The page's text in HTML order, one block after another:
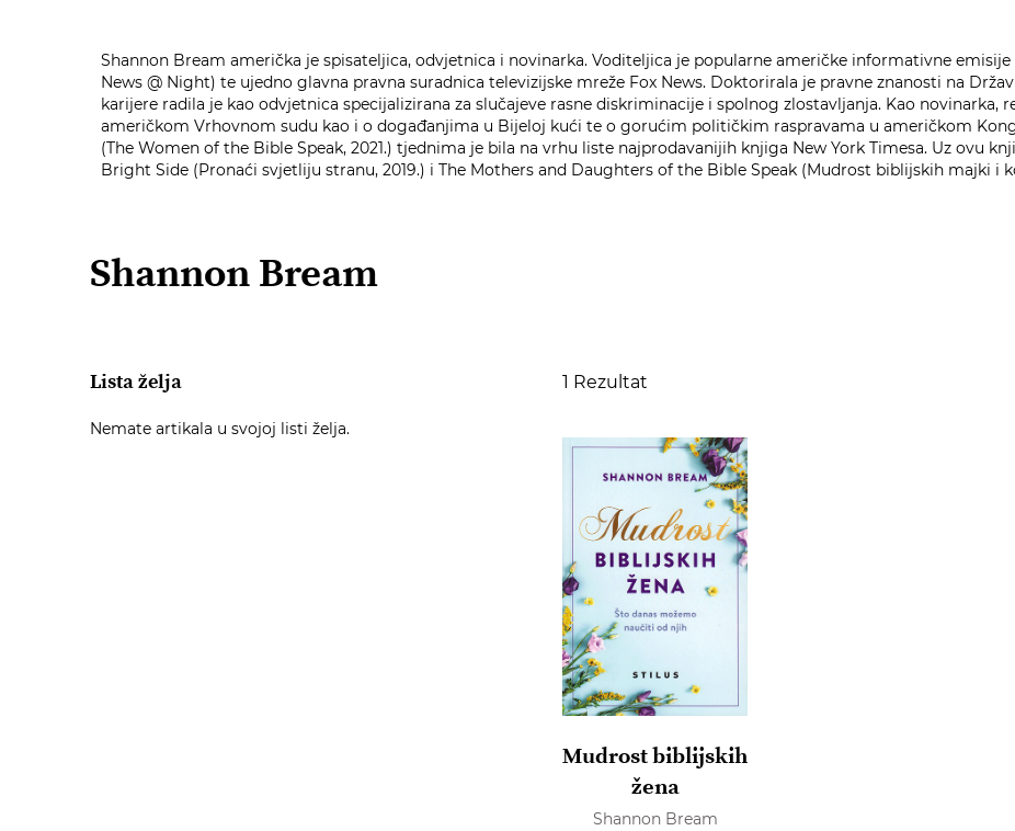
Shannon Bream američka je spisateljica, odvjetnica i novinarka. Voditeljica je popularne američke informativne
News @ Night) te ujedno glavna pravna suradnica televizijske mreže Fox News. Doktorirala je pravne znanosti na
karijere radila je kao odvjetnica specijalizirana za slučajeve rasne diskriminacije i spolnog zlostavljanja. Kao novinarka,
američkom Vrhovnom sudu kao i o događanjima u Bijeloj kući te o gorućim političkim raspravama u američkom
(The Women of the Bible Speak, 2021.) tjednima je bila na vrhu liste najprodavanijih knjiga New York Timesa. Uz ovu
Bright Side (Pronaći svjetliju stranu, 2019.) i The Mothers and Daughters of the Bible Speak (Mudrost biblijskih majki i
Shannon Bream
1 Rezultat
Mudrost biblijskih
žena
Shannon Bream
Lista želja
Nemate artikala u svojoj listi želja.